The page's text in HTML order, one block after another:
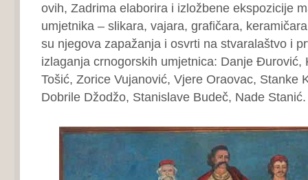
ovih, Zadrima elaborira i izložbene ekspozicije
umjetnika – slikara, vajara, grafičara,
su njegova zapažanja i osvrti na stvaralaštvo i
izlaganja crnogorskih umjetnica: Danje Đurović,
Tošić, Zorice Vujanović, Vjere Oraovac, Stanke
Dobrile Džodžo, Stanislave Budeč, Nade Stanić.